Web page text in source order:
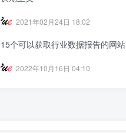
2021年02月24日 18:02
15个可以获取行业数据报告的网站
2022年10月16日 04:10